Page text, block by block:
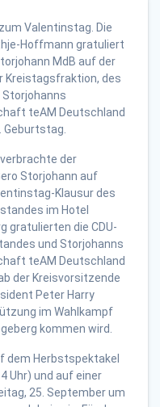
der
Storjohann auf
Klausur des
im Hotel
gratulierten die CDU-
und Storjohanns
teAM Deutschland
der Kreisvorsitzende
Peter Harry
im Wahlkampf
kommen wird.
dem Herbstspektakel
Uhr) und auf einer
25. September um